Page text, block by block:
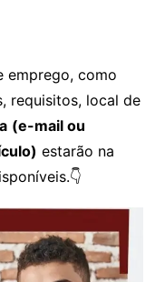
emprego, como
requisitos, local de
(e-mail ou
estarão na